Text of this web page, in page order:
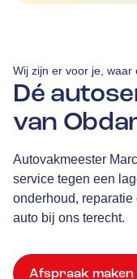
Dé
van
Wij zijn er voor je, waar
Autovakmeester
service tegen een
onderhoud, reparatie
auto bij ons terecht.
Afspraak maken